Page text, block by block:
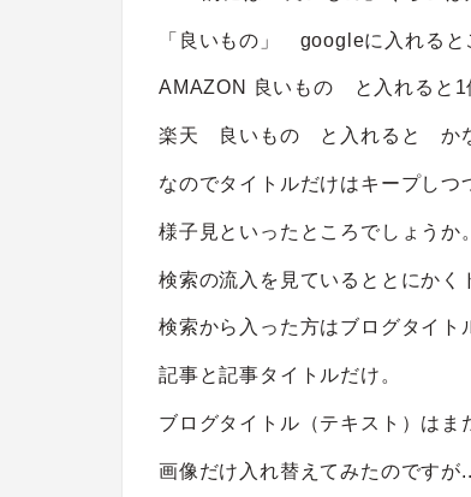
「良いもの」 googleに入れると
AMAZON 良いもの と入れると1
楽天 良いもの と入れると かな
なのでタイトルだけはキープしつ
様子見といったところでしょうか。
検索の流入を見ているととにかく
検索から入った方はブログタイト
記事と記事タイトルだけ。
ブログタイトル（テキスト）は
画像だけ入れ替えてみたのです